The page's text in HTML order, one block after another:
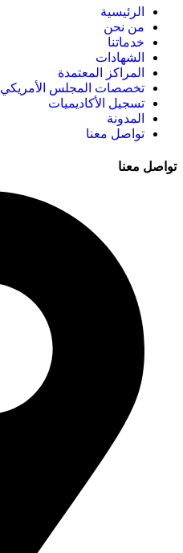
الرئيسية
من نحن
خدماتنا
الشهادات
المراكز المعتمدة
تخصصات المجلس الأمريكي
تسجيل الأكاديميات
المدونة
تواصل معنا
تواصل معنا